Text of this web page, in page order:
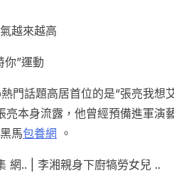
越來越高
你”運動
門話題高居首位的是“張亮我想
亮本身流露，他曾經預備進軍演
馬包養網 。
網.. | 李湘親身下廚犒勞女兒 ..